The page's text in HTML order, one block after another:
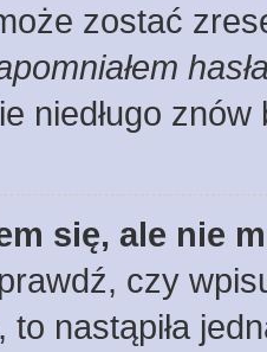
zostać
niedługo
się, ale nie
czy
to nastąpiła